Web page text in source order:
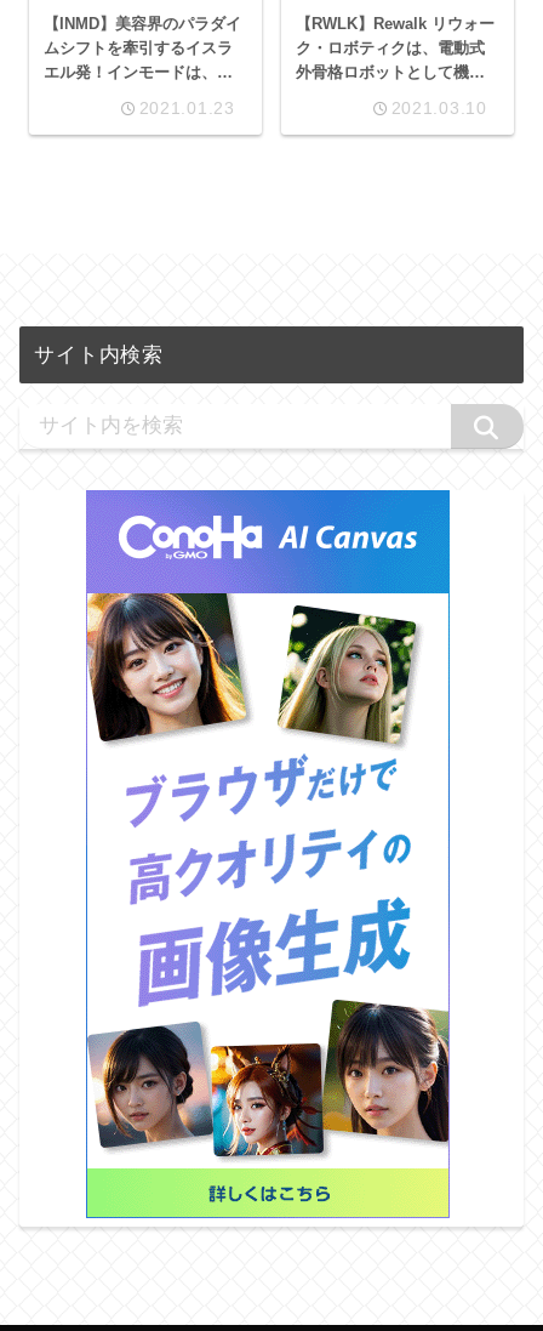
【INMD】美容界のパラダイ
ムシフトを牽引するイスラ
エル発！インモードは、カ
後、上昇中！
2021.01.23
【RWLK】Rewalk リウォー
ク・ロボティクは、電動式
外骨格ロボットとして機能
スラエル企業
2021.03.10
サイト内検索